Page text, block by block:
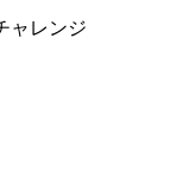
ャレンジ